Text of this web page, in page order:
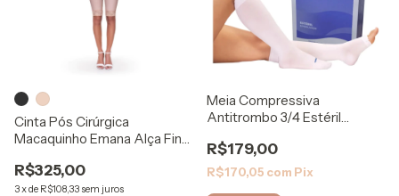
Cinta Pós Cirúrgica
Macaquinho Emana Alça Fina
R$325,00
3xde R$108,33 sem juros
Meia Compressiva
Antitrombo 3/4 Estéril
R$179,00
R$170,05 com Pix